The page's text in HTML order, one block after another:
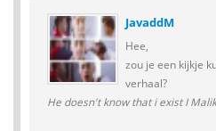
JavaddM
Hee,
zou je een kijkje
verhaal?
He doesn't know that i exist I Malik